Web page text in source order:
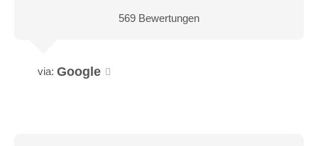
569 Bewertungen
via: Google